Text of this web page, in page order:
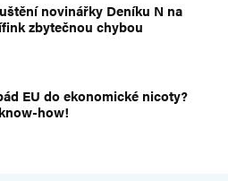
novinářky Deníku N na
zbytečnou chybou
EU do ekonomické nicoty?
how!